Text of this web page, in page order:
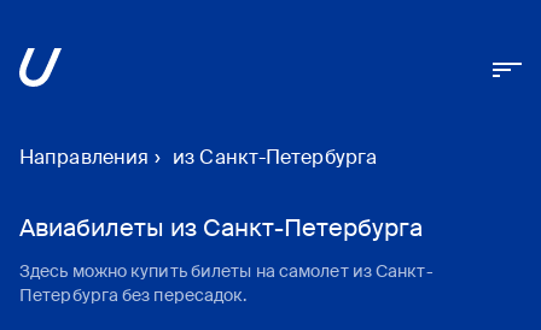
Направления › из Санкт-Петербурга
Авиабилеты из Санкт-Петербурга
Здесь можно купить билеты на самолет из Санкт-
Петербурга без пересадок.